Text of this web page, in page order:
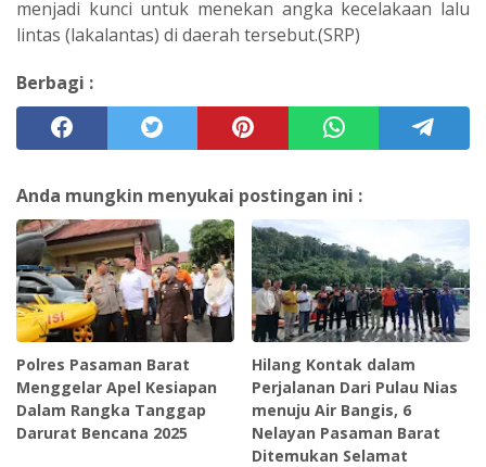
menjadi kunci untuk menekan angka kecelakaan lalu
lintas (lakalantas) di daerah tersebut.(SRP)
Berbagi :
Anda mungkin menyukai postingan ini :
Polres Pasaman Barat
Menggelar Apel Kesiapan
Dalam Rangka Tanggap
Darurat Bencana 2025
Hilang Kontak dalam
Perjalanan Dari Pulau Nias
menuju Air Bangis, 6
Nelayan Pasaman Barat
Ditemukan Selamat